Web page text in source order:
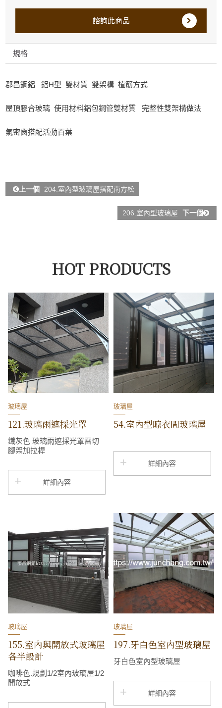
諮詢此商品
規格
郡昌鋼鋁 鋁H型 雙材質 雙架構 植筋方式
屋頂膠合玻璃 使用材料鋁包鋼管雙材質 完整性雙架構做法
氣密窗搭配活動百葉
上一個 204.室內型玻璃屋搭配南方松
206.室內型玻璃屋 下一個
HOT PRODUCTS
玻璃屋
121.玻璃雨遮採光罩
鐵灰色 玻璃雨遮採光罩雷切
腳架加拉桿
詳細內容
玻璃屋
54.室內型晾衣間玻璃屋
詳細內容
玻璃屋
155.室內與開放式玻璃屋
各半設計
咖啡色.規劃1/2室內玻璃屋1/2
開放式
玻璃屋
197.牙白色室內型玻璃屋
牙白色室內型玻璃屋
詳細內容